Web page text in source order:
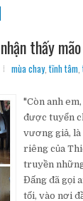
thấy
mùa chay, tĩnh tâm
"Còn anh
được tuyển
vương giả, là
riêng của
truyền
Đấng đã gọi
tối, vào nơi